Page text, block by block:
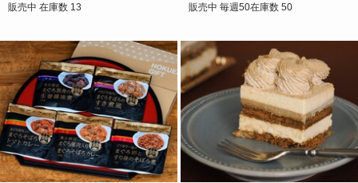
販売中 在庫数 13 販売中 毎週50在庫数 50